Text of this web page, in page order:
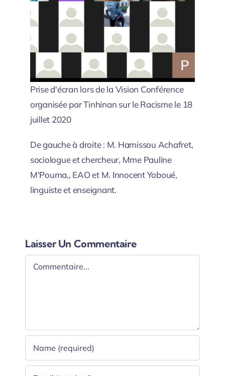
Prise d'écran lors de la Vision Conférence
organisée par Tinhinan sur le Racisme le 18
juillet 2020
De gauche à droite : M. Hamissou Achafret,
sociologue et chercheur, Mme Pauline
M'Pouma,, EAO et M. Innocent Yoboué,
linguiste et enseignant.
Laisser Un Commentaire
Comment